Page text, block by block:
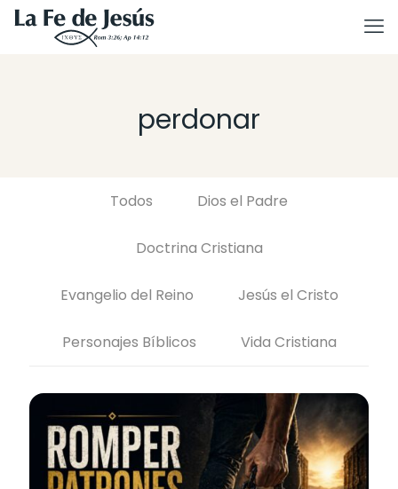
perdonar
Todos Dios el Padre
Doctrina Cristiana
Evangelio del Reino Jesús el Cristo
Personajes Bíblicos Vida Cristiana